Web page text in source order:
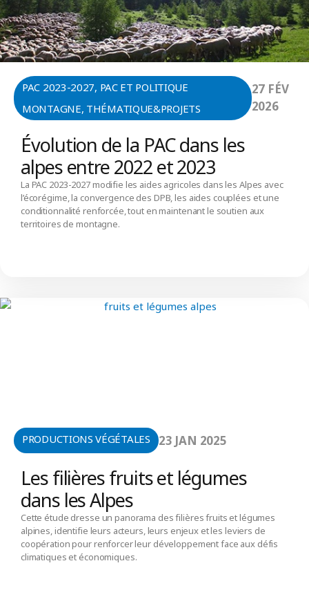
PAC 2023-2027, PAC ET POLITIQUE
MONTAGNE, THÉMATIQUE&PROJETS
27 FÉV
2026
Évolution de la PAC dans les
alpes entre 2022 et 2023
La PAC 2023-2027 modifie les aides agricoles dans les Alpes avec
l’écorégime, la convergence des DPB, les aides couplées et une
conditionnalité renforcée, tout en maintenant le soutien aux
territoires de montagne.
PRODUCTIONS VÉGÉTALES 23 JAN 2025
Les filières fruits et légumes
dans les Alpes
Cette étude dresse un panorama des filières fruits et légumes
alpines, identifie leurs acteurs, leurs enjeux et les leviers de
coopération pour renforcer leur développement face aux défis
climatiques et économiques.